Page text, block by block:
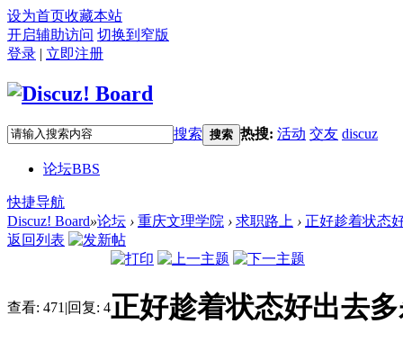
设为首页收藏本站
开启辅助访问 切换到窄版
登录 | 立即注册
搜索 搜索 热搜: 活动 交友 discuz
论坛BBS
快捷导航
Discuz! Board»论坛 › 重庆文理学院 › 求职路上 › 正好趁着状态
返回列表
查看: 471 |回复: 4正好趁着状态好出去